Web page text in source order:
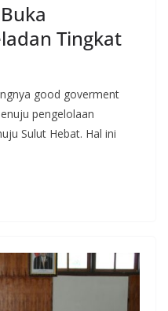
Tingkat
good goverment
pengelolaan
Sulut Hebat. Hal ini